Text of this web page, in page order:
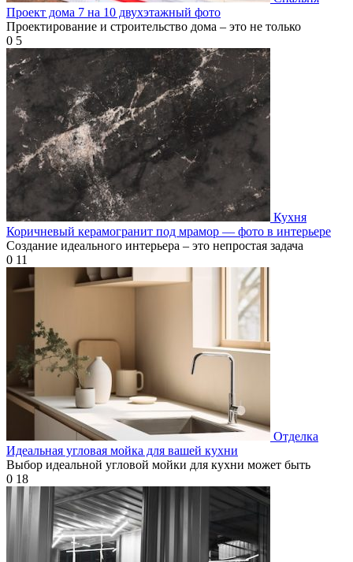
Проект дома 7 на 10 двухэтажный фото
Проектирование и строительство дома – это не только
0 5
Кухня
Коричневый керамогранит под мрамор — фото в интерьере
Создание идеального интерьера – это непростая задача
0 11
Отделка
Идеальная угловая мойка для вашей кухни
Выбор идеальной угловой мойки для кухни может быть
0 18